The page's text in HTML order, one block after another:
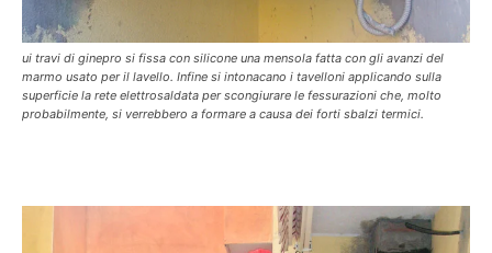
ui travi di ginepro si fissa con silicone una mensola fatta con gli avanzi del
marmo usato per il lavello. Infine si intonacano i tavelloni applicando sulla
superficie la rete elettrosaldata per scongiurare le fessurazioni che, molto
probabilmente, si verrebbero a formare a causa dei forti sbalzi termici.